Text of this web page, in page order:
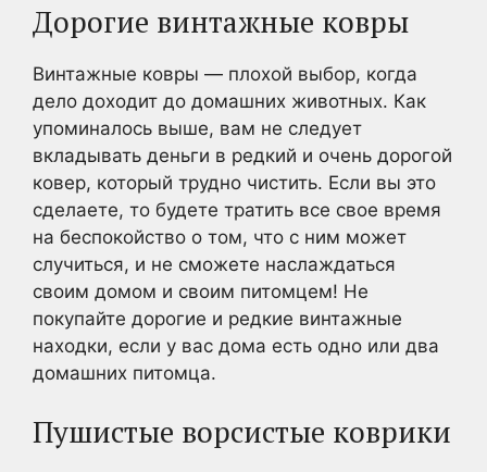
Дорогие винтажные ковры
Винтажные ковры — плохой выбор, когда
дело доходит до домашних животных. Как
упоминалось выше, вам не следует
вкладывать деньги в редкий и очень дорогой
ковер, который трудно чистить. Если вы это
сделаете, то будете тратить все свое время
на беспокойство о том, что с ним может
случиться, и не сможете наслаждаться
своим домом и своим питомцем! Не
покупайте дорогие и редкие винтажные
находки, если у вас дома есть одно или два
домашних питомца.
Пушистые ворсистые коврики